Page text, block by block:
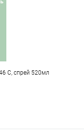
C, спрей 520мл